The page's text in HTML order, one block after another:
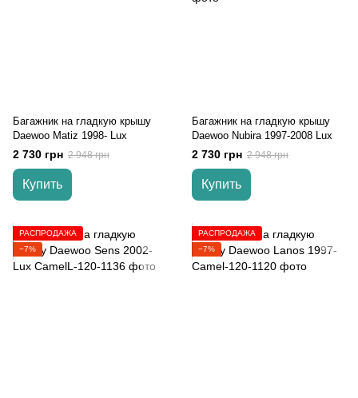
Багажник на гладкую крышу
Daewoo Matiz 1998- Lux
2 730 грн 2 948 грн
Купить
Багажник на гладкую крышу
Daewoo Nubira 1997-2008 Lux
2 730 грн 2 948 грн
Купить
РАСПРОДАЖА
−7%
РАСПРОДАЖА
−7%